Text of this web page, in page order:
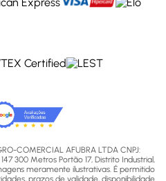
COMERCIAL AFUBRA LTDA CNPJ:
300 Metros Portão 17, Distrito Industrial,
meramente ilustrativas. É permitido
prazos de validade, disponibilidade